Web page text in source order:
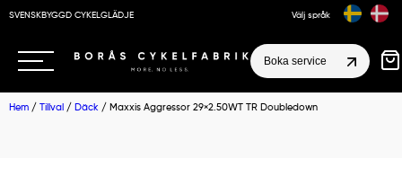
SVENSKBYGGD CYKELGLÄDJE Välj språk
Boka service
Hem / Tillval / Däck / Maxxis Aggressor 29×2.50WT TR Doubledown